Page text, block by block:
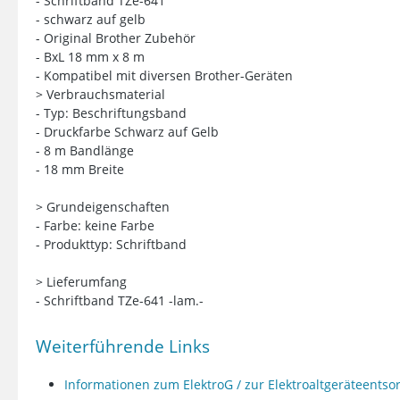
- schwarz auf gelb
- Original Brother Zubehör
- BxL 18 mm x 8 m
- Kompatibel mit diversen Brother-Geräten
> Verbrauchsmaterial
- Typ: Beschriftungsband
- Druckfarbe Schwarz auf Gelb
- 8 m Bandlänge
- 18 mm Breite
> Grundeigenschaften
- Farbe: keine Farbe
- Produkttyp: Schriftband
> Lieferumfang
- Schriftband TZe-641 -lam.-
Weiterführende Links
Informationen zum ElektroG / zur